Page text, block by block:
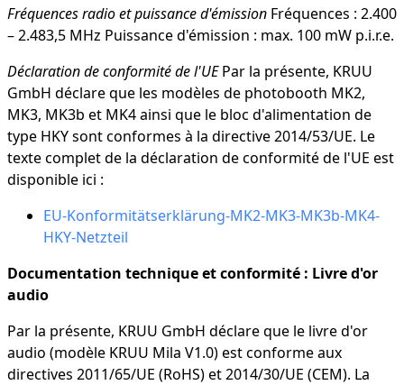
Fréquences radio et puissance d'émission Fréquences : 2.400
– 2.483,5 MHz Puissance d'émission : max. 100 mW p.i.r.e.
Déclaration de conformité de l'UEPar la présente, KRUU
GmbH déclare que les modèles de photobooth MK2,
MK3, MK3b et MK4 ainsi que le bloc d'alimentation de
type HKY sont conformes à la directive 2014/53/UE. Le
texte complet de la déclaration de conformité de l'UE est
disponible ici :
EU-Konformitätserklärung-MK2-MK3-MK3b-MK4-
HKY-Netzteil
Documentation technique et conformité : Livre d'or
audio
Par la présente, KRUU GmbH déclare que le livre d'or
audio (modèle KRUU Mila V1.0) est conforme aux
directives 2011/65/UE (RoHS) et 2014/30/UE (CEM). La